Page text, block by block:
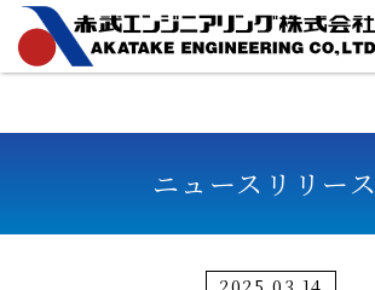
ニュースリリース